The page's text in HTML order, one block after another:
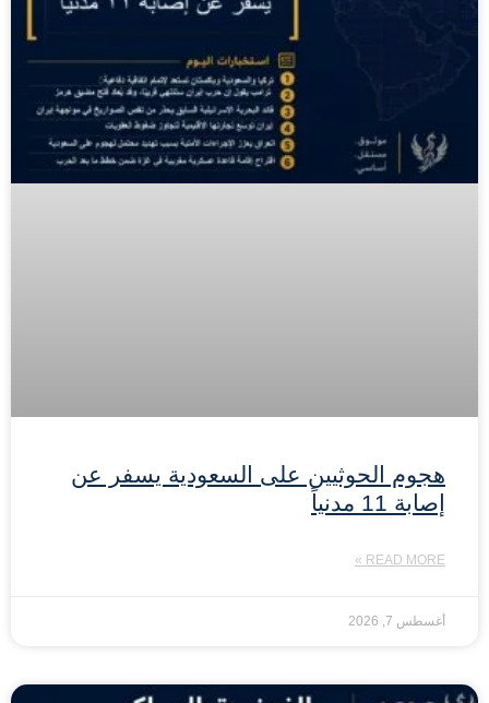
هجوم الحوثيين على السعودية يسفر عن
إصابة 11 مدنياً
READ MORE »
أغسطس 7, 2026